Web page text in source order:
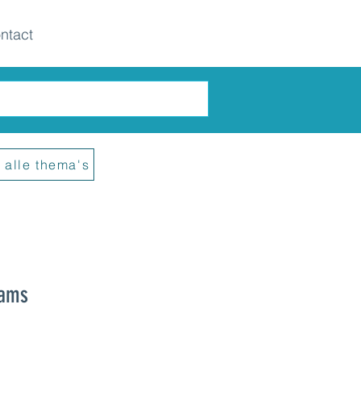
alle thema's